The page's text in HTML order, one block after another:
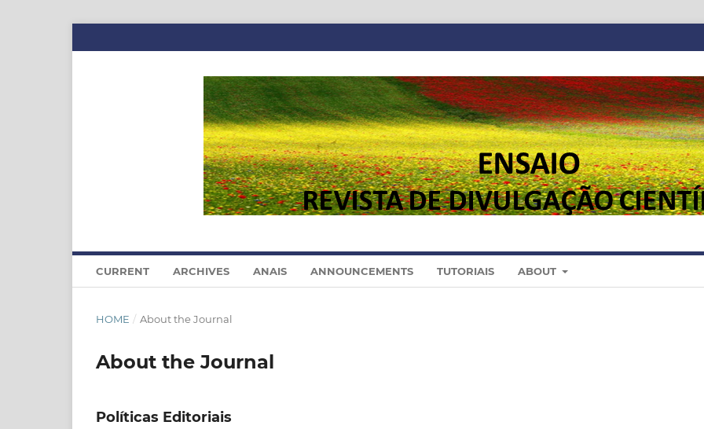
CURRENT ARCHIVES ANAIS ANNOUNCEMENTS TUTORIAIS ABOUT
HOME / About the Journal
About the Journal
Políticas Editoriais